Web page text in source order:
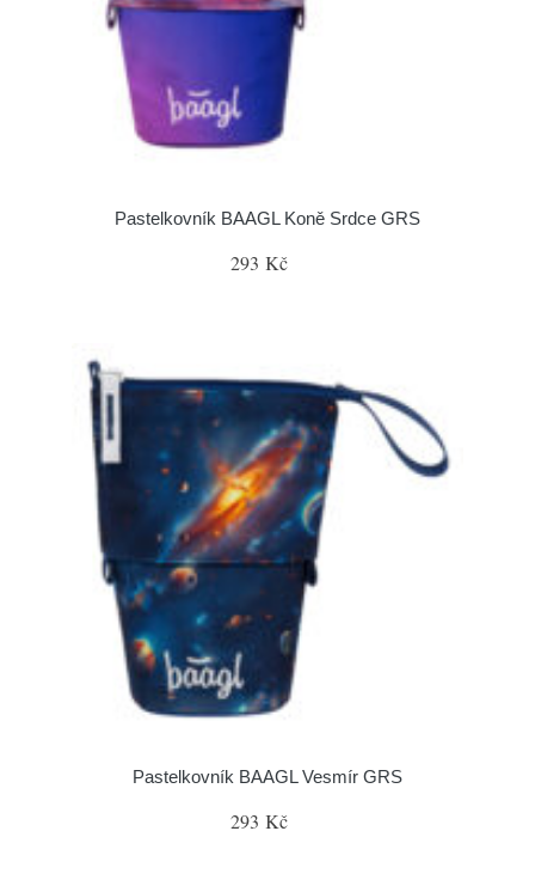
Pastelkovník BAAGL Koně Srdce GRS
293 Kč
Pastelkovník BAAGL Vesmír GRS
293 Kč